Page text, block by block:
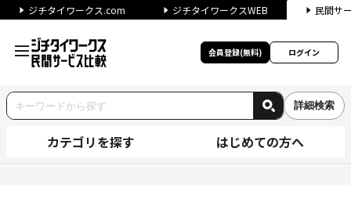
ジチタイワークス.com ジチタイワークスWEB 民間サ
会員登録(無料) ログイン
詳細検索
カテゴリを探す はじめての方へ